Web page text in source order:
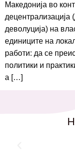
Македонија во
децентрализација
деволуција) на
единиците на
работи: да се
политики и
а […]